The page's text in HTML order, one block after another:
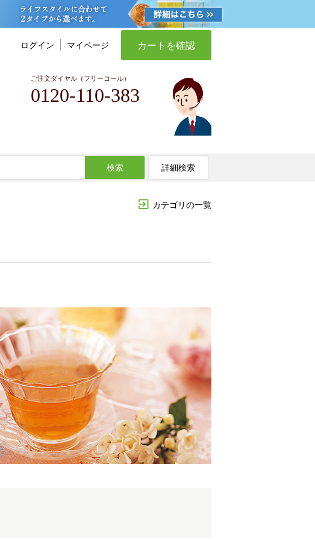
ログイン マイページ カートを確認
ご注文ダイヤル（フリーコール）
0120-110-383
検索 詳細検索
カテゴリの一覧